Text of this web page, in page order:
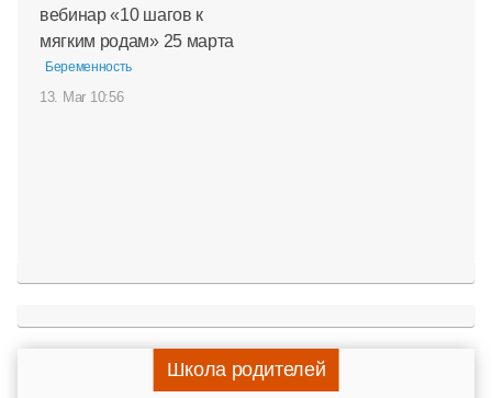
вебинар «10 шагов к
мягким родам» 25 марта
Беременность
13. Mar 10:56
Школа родителей